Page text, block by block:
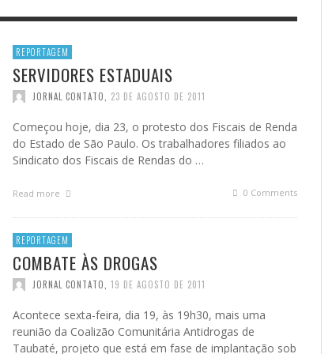
(JC SEBE BOM MEIHY)
, 2 DE AGOSTO DE 2026 26 DE JULHO
FRASES E CURIOSIDADES DA SEMANA
JORNAL CONTATO, 26 DE AGOSTO DE 2016
PRESIDENTE E
DO INTERCEPT
29 DE JUNHO DE 2024
19 DE
2023
REPORTAGEM
SERVIDORES ESTADUAIS
JORNAL CONTATO 23 DE AGOSTO DE 2011
Começou hoje, dia 23, o protesto dos Fiscais de Renda
do Estado de São Paulo. Os trabalhadores filiados ao
Sindicato dos Fiscais de Rendas do …
Read more 0 Comments
REPORTAGEM
COMBATE ÀS DROGAS
JORNAL CONTATO 19 DE AGOSTO DE 2011
Acontece sexta-feira, dia 19, às 19h30, mais uma
reunião da Coalizão Comunitária Antidrogas de
Taubaté, projeto que está em fase de implantação sob